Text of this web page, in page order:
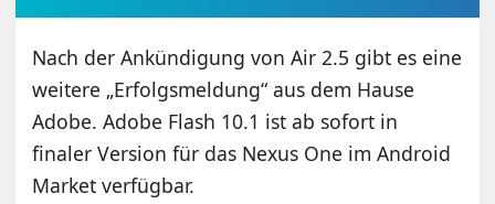
Nach der Ankündigung von Air 2.5 gibt es eine
weitere „Erfolgsmeldung“ aus dem Hause
Adobe. Adobe Flash 10.1 ist ab sofort in
finaler Version für das Nexus One im Android
Market verfügbar.